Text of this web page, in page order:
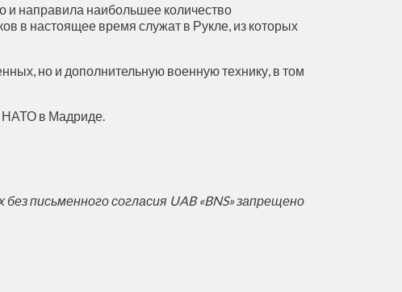
и направила наибольшее количество
в настоящее время служат в Рукле, из которых
но и дополнительную военную технику, в том
НАТО в Мадриде.
письменного согласия UAB «BNS» запрещено